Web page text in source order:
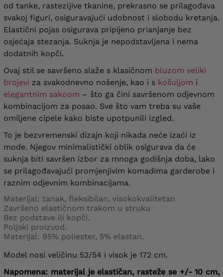
od tanke, rastezljive tkanine, prekrasno se prilagođava
svakoj figuri, osiguravajući udobnost i slobodu kretanja.
Elastični pojas osigurava pripijeno prianjanje bez
osjećaja stezanja. Suknja je nepodstavljena i nema
dodatnih kopči.
Ovaj stil se savršeno slaže s klasičnom bluzom veliki
brojevi za svakodnevno nošenje, kao i s košuljom i
elegantnim sakoom – što ga čini savršenom odjevnom
kombinacijom za posao. Sve što vam treba su vaše
omiljene cipele kako biste upotpunili izgled.
To je bezvremenski dizajn koji nikada neće izaći iz
mode. Njegov minimalistički oblik osigurava da će
suknja biti savršen izbor za mnoga godišnja doba, lako
se prilagođavajući promjenjivim komadima garderobe i
raznim odjevnim kombinacijama.
Materijal: tanak, fleksibilan, visokokvalitetan
Završeno elastičnom trakom u struku
Bez podstave ili kopči.
Poljski proizvod.
Materijal: 95% poliester, 5% elastan.
Model nosi veličinu 52/54 i visok je 172 cm.
Napomena: materijal je elastičan, rasteže se +/- 10 cm,